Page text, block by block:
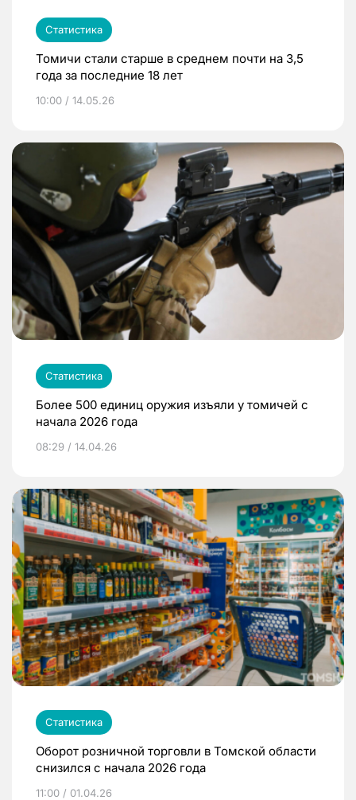
Статистика
Томичи стали старше в среднем почти на 3,5
года за последние 18 лет
10:00 / 14.05.26
Статистика
Более 500 единиц оружия изъяли у томичей с
начала 2026 года
08:29 / 14.04.26
Статистика
Оборот розничной торговли в Томской области
снизился с начала 2026 года
11:00 / 01.04.26